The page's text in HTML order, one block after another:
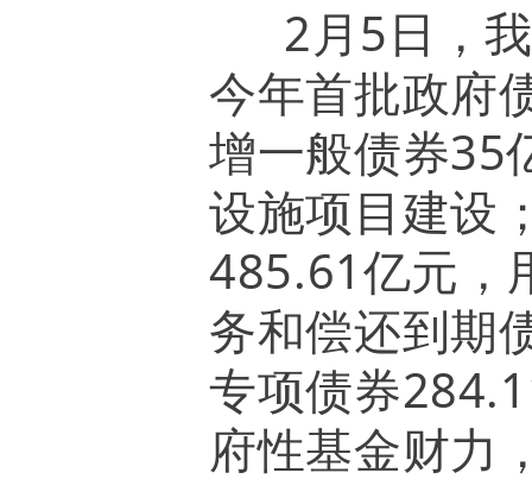
2月5日，
今年首批政府
增一般债券35
设施项目建设
485.61亿元，
务和偿还到期
专项债券
府性基金财力